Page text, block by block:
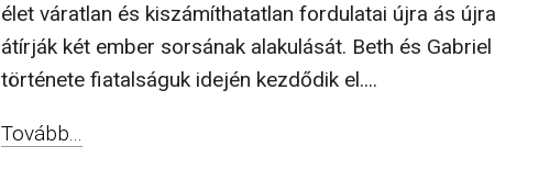
élet váratlan és kiszámíthatatlan fordulatai újra ás újra
átírják két ember sorsának alakulását. Beth és Gabriel
története fiatalságuk idején kezdődik el....
Tovább...